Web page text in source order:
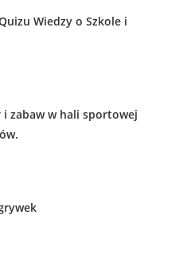
Wiedzy o Szkole i
i zabaw w hali sportowej